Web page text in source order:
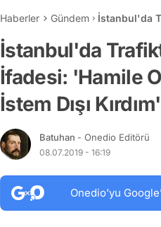
Haberler Gündem
İstanbul'da
İstanbul'da
İfadesi: 'Hamile
İstem Dışı Kırdım'
Batuhan - Onedio Editörü
08.07.2019 - 16:19
Onedio’yu